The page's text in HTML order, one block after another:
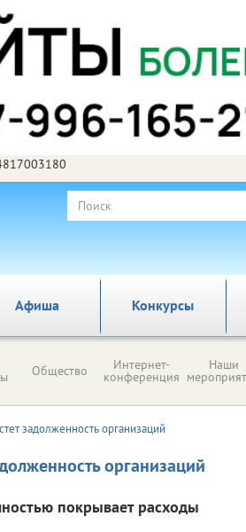
Афиша Конкурсы
Общество Интернет-
конференция
Наши
задолженность организаций
организаций
покрывает расходы